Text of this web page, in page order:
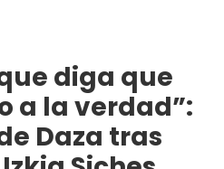
diga que
a la verdad”:
Daza tras